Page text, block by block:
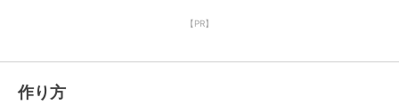
【PR】
作り方